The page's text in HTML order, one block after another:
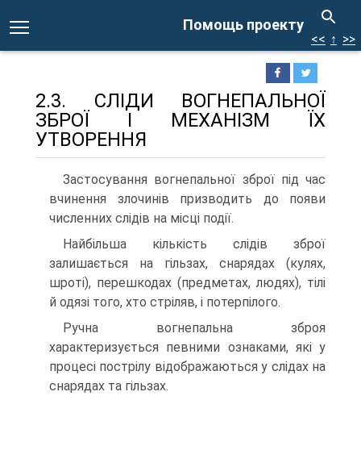
Помощь проекту
<< ↑ >>
2.3. СЛІДИ ВОГНЕПАЛЬНОЇ
ЗБРОЇ І МЕХАНІЗМ ЇХ
УТВОРЕННЯ
Застосування вогнепальної зброї під час
вчинення злочинів призводить до появи
численних слідів на місці події.
Найбільша кількість слідів зброї
залишається на гільзах, снарядах (кулях,
шроті), перешкодах (предметах, людях), тілі
й одязі того, хто стріляв, і потерпілого.
Ручна вогнепальна зброя
характеризується певними ознаками, які у
процесі пострілу відображаються у слідах на
снарядах та гільзах.